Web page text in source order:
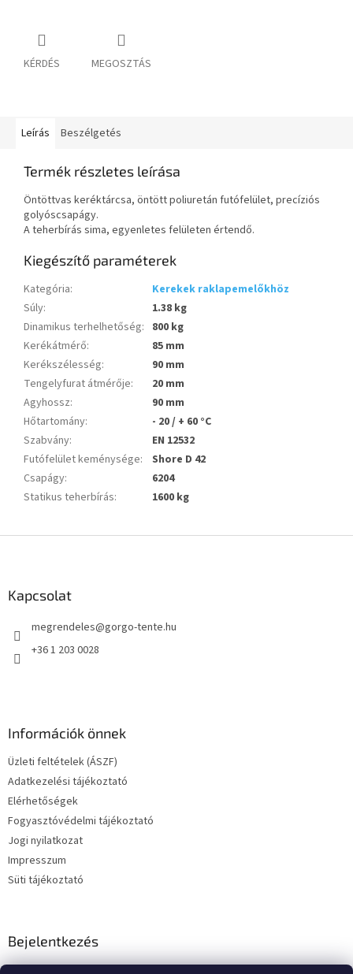
KÉRDÉS MEGOSZTÁS
Leírás Beszélgetés
Termék részletes leírása
Öntöttvas keréktárcsa, öntött poliuretán futófelület, precíziós
golyóscsapágy.
A teherbírás sima, egyenletes felületen értendő.
Kiegészítő paraméterek
Kategória:
Kerekek raklapemelőkhöz
Súly:
1.38 kg
Dinamikus terhelhetőség: 800 kg
Kerékátmérő:
85 mm
Kerékszélesség:
90 mm
Tengelyfurat átmérője:
20 mm
Agyhossz:
90 mm
Hőtartomány:
- 20 / + 60 °C
Szabvány:
EN 12532
Futófelület keménysége:
Shore D 42
Csapágy:
6204
Statikus teherbírás: 1600 kg
Kapcsolat
megrendeles@gorgo-tente.hu
+36 1 203 0028
Információk önnek
Üzleti feltételek (ÁSZF)
Adatkezelési tájékoztató
Elérhetőségek
Fogyasztóvédelmi tájékoztató
Jogi nyilatkozat
Impresszum
Süti tájékoztató
Bejelentkezés